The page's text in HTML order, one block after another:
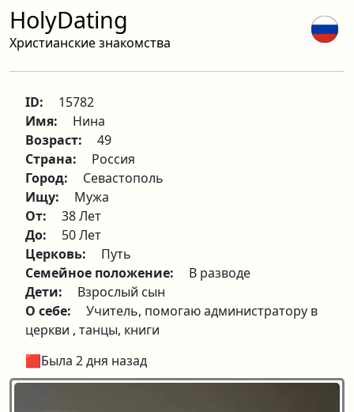
HolyDating
Христианские знакомства
ID:
15782
Имя:
Нина
Возраст:
49
Страна:
Россия
Город:
Севастополь
Ищу:
Мужа
От:
38 Лет
До:
50 Лет
Церковь:
Путь
Семейное положение:
В разводе
Дети:
Взрослый сын
О себе:
Учитель, помогаю администратору в
церкви , танцы, книги
🟥Была 2 дня назад